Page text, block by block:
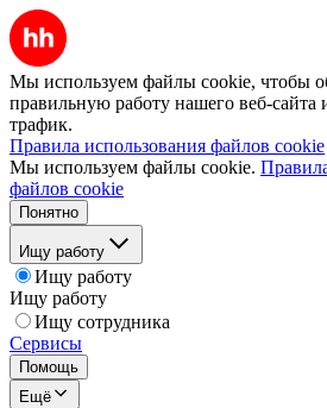
Мы используем файлы cookie, чтобы
правильную работу нашего веб-сайта
трафик.
Правила использования файлов cookie
Мы используем файлы cookie.
файлов cookie
Понятно
Ищу работу
Ищу работу
Ищу работу
Ищу сотрудника
Сервисы
Помощь
Ещё